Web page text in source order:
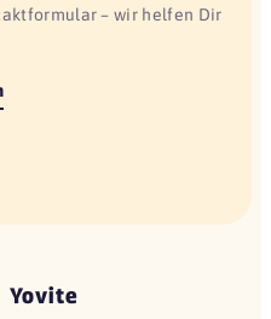
– wir helfen Dir
Yovite